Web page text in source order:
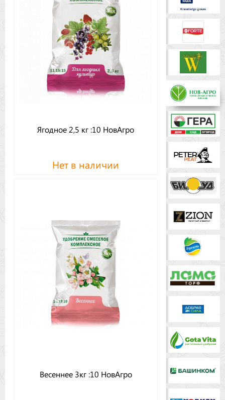
Ягодное 2,5 кг :10 НовАгро
Нет в наличии
Весеннее 3кг :10 НовАгро